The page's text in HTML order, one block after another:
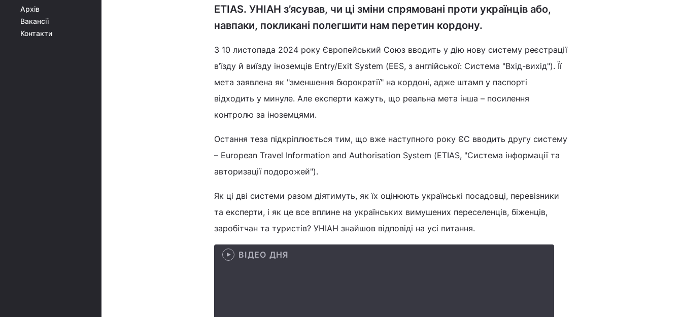
Архів
Вакансії
Контакти
ETIAS. УНІАН з’ясував, чи ці зміни спрямовані проти українців або,
навпаки, покликані полегшити нам перетин кордону.
З 10 листопада 2024 року Європейський Союз вводить у дію нову систему реєстрації
в’їзду й виїзду іноземців Entry/Exit System (EES, з англійської: Система "Вхід-вихід"). Її
мета заявлена як "зменшення бюрократії" на кордоні, адже штамп у паспорті
відходить у минуле. Але експерти кажуть, що реальна мета інша – посилення
контролю за іноземцями.
Остання теза підкріплюється тим, що вже наступного року ЄС вводить другу систему
– European Travel Information and Authorisation System (ETIAS, "Система інформації та
авторизації подорожей").
Як ці дві системи разом діятимуть, як їх оцінюють українські посадовці, перевізники
та експерти, і як це все вплине на українських вимушених переселенців, біженців,
заробітчан та туристів? УНІАН знайшов відповіді на усі питання.
ВІДЕО ДНЯ